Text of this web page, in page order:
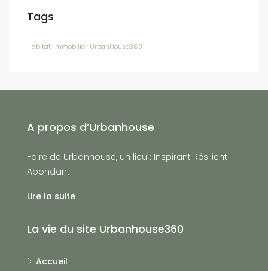
Tags
Habitat Immobilier UrbanHouse360
A propos d’Urbanhouse
Faire de Urbanhouse, un lieu : Inspirant Résilient
Abondant
Lire la suite
La vie du site Urbanhouse360
Accueil